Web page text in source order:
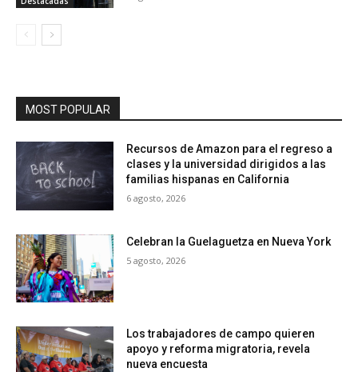
MOST POPULAR
Recursos de Amazon para el regreso a
clases y la universidad dirigidos a las
familias hispanas en California
6 agosto, 2026
Celebran la Guelaguetza en Nueva York
5 agosto, 2026
Los trabajadores de campo quieren
apoyo y reforma migratoria, revela
nueva encuesta